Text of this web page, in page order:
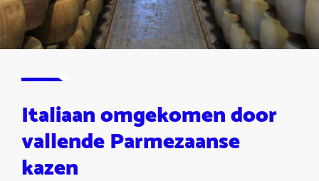
Italiaan omgekomen door
vallende Parmezaanse
kazen